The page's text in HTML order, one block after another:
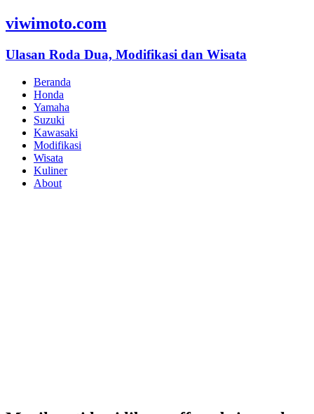
viwimoto.com
Ulasan Roda Dua, Modifikasi dan Wisata
Beranda
Honda
Yamaha
Suzuki
Kawasaki
Modifikasi
Wisata
Kuliner
About